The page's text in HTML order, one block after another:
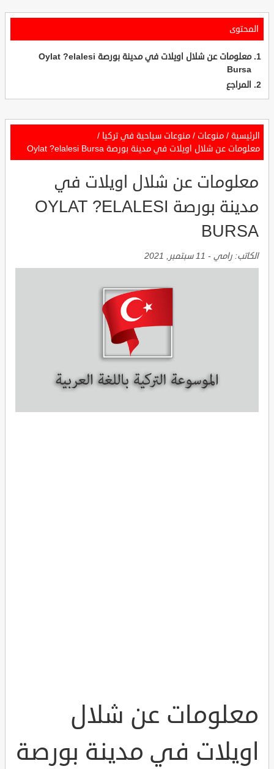
المحتوى
معلومات عن شلال اويلات في مدينة بورصة Oylat ?elalesi
Bursa
المراجع
الرئيسية / منوعات / منوعات سياحية في تركيا /
معلومات عن شلال اويلات في مدينة بورصة Oylat ?elalesi Bursa
معلومات عن شلال اويلات في
مدينة بورصة OYLAT ?ELALESI
BURSA
الكاتب: رامي - 11 سبتمبر, 2021
معلومات عن شلال
اويلات في مدينة بورصة